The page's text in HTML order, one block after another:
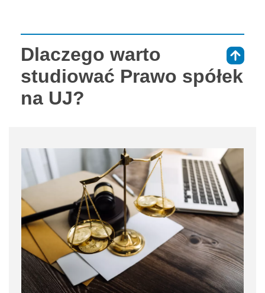
Dlaczego warto
studiować Prawo spółek
na UJ?